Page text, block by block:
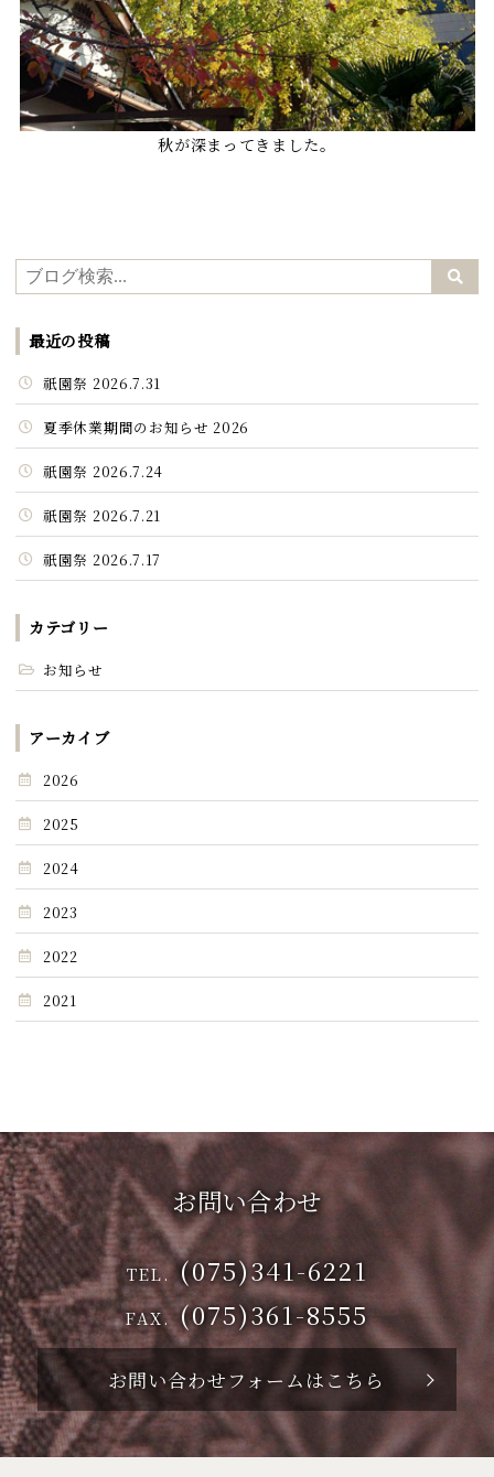
秋が深まってきました。
最近の投稿
祇園祭 2026.7.31
夏季休業期間のお知らせ 2026
祇園祭 2026.7.24
祇園祭 2026.7.21
祇園祭 2026.7.17
カテゴリー
お知らせ
アーカイブ
2026
2025
2024
2023
2022
2021
お問い合わせ
TEL. (075)341-6221
FAX.(075)361-8555
お問い合わせフォームはこちら